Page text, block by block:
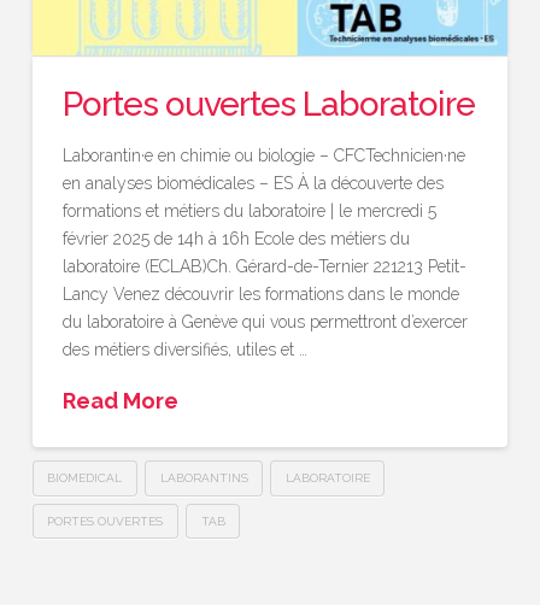
Portes ouvertes Laboratoire
Laborantin·e en chimie ou biologie – CFCTechnicien·ne
en analyses biomédicales – ES À la découverte des
formations et métiers du laboratoire | le mercredi 5
février 2025 de 14h à 16h Ecole des métiers du
laboratoire (ECLAB)Ch. Gérard-de-Ternier 221213 Petit-
Lancy Venez découvrir les formations dans le monde
du laboratoire à Genève qui vous permettront d’exercer
des métiers diversifiés, utiles et …
Read More
BIOMEDICAL LABORANTINS LABORATOIRE
PORTES OUVERTES TAB